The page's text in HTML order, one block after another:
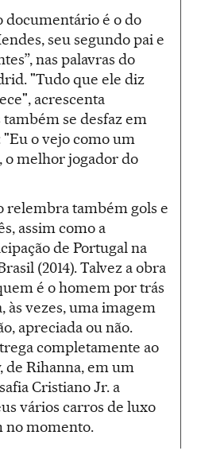
documentário é o do
seu segundo pai e
nas palavras do
"Tudo que ele diz
acrescenta
se desfaz em
o vejo como um
melhor jogador do
relembra também gols e
assim como a
de Portugal na
(2014). Talvez a obra
é o homem por trás
às vezes, uma imagem
apreciada ou não.
completamente ao
de Rihanna, em um
Cristiano Jr. a
vários carros de luxo
no momento.